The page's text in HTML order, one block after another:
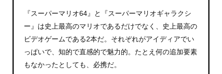
『スーパーマリオ64』と『スーパーマリオギャラクシ
ー』は史上最高のマリオであるだけでなく、史上最高の
ビデオゲームである2本だ。それぞれがアイディアでい
っぱいで、知的で直感的で魅力的。たとえ何の追加要素
もなかったとしても、必携だ。